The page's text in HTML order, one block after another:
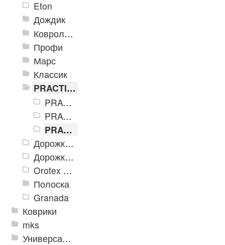
Eton
Дождик
Ковролиновые дорожки «Rekord»
Профи
Марс
Классик
PRACTICAL
PRACTICAL 450х750
PRACTICAL 600х900
PRACTICAL 800х1200
Дорожка влаговпитывающая Лидер XL
Дорожки «Фаворит»
Orotex GIN
Полоска
Granada
Коврики
mks
Универсальные модульные покрытия